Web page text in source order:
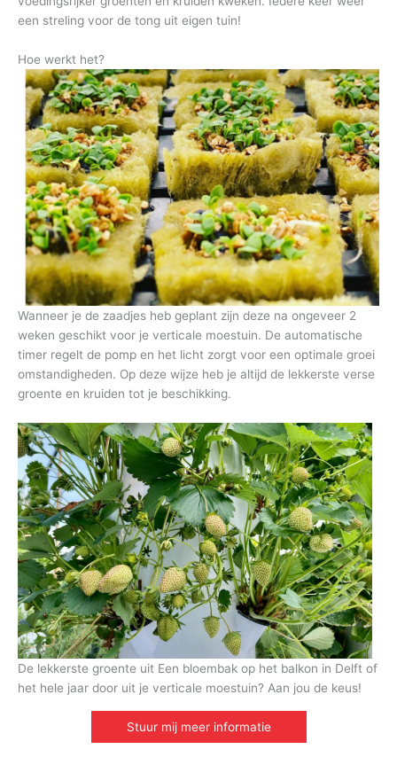
een streling voor de tong uit eigen tuin!
Hoe werkt het?
Wanneer je de zaadjes heb geplant zijn deze na ongeveer 2
weken geschikt voor je verticale moestuin. De automatische
timer regelt de pomp en het licht zorgt voor een optimale groei
omstandigheden. Op deze wijze heb je altijd de lekkerste verse
groente en kruiden tot je beschikking.
De lekkerste groente uit Een bloembak op het balkon in Delft of
het hele jaar door uit je verticale moestuin? Aan jou de keus!
Stuur mij meer informatie